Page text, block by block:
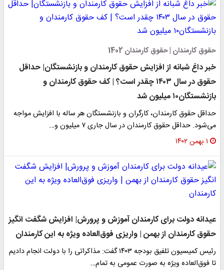
حقوق کارمندان | حقوق کارمندان 1402
خبر داغ شبانه از افزایش حقوق کارمندان و بازنشستگان| حداقل
حقوق در سال ۱۴۰۳ چقدر است؟ | کف حقوق کارمندان و
بازنشستگان۱۰ میلیون شد
حداقل حقوق کارمندان، کارگران و بازنشستگان هر ساله با افزایش مواجه
می‌شود. حداقل حقوق کارمندان در سال جاری ۷ میلیون و…
۱ بهمن ۱۴۰۲
عیدانه دولت برای کارمندان آموزش و پرورش| افزایش شگفت انگیز
حقوق کارمندان از بهمن | واریزی فوق‌العاده ویژه به این کارمندان
رئیس کمیسیون تلفیق بودجه ۱۴۰۳ گفت: مذاکراتی را با دولت انجام دادیم
تا فوق‌العاده ویژه به صورت عمومی به تمام…